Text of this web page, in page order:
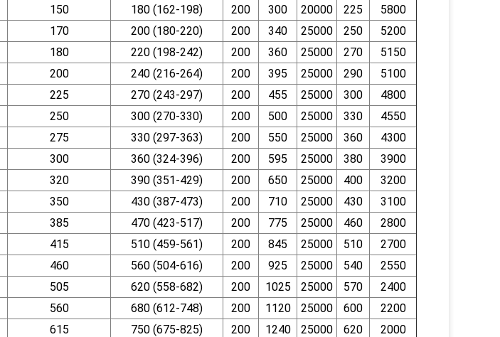
150 180 (162-198) 200 300 20000 225
5800
170 200 (180-220) 200 340 25000 250
5200
180 220 (198-242) 200 360 25000 270
5150
200 240 (216-264) 200 395 25000 290
5100
225 270 (243-297) 200 455 25000 300
4800
250 300 (270-330) 200 500 25000 330
4550
275 330 (297-363) 200 550 25000 360
4300
300 360 (324-396) 200 595 25000 380
3900
320 390 (351-429) 200 650 25000 400
3200
350 430 (387-473) 200 710 25000 430
3100
385 470 (423-517) 200 775 25000 460
2800
415 510 (459-561) 200 845 25000 510
2700
460 560 (504-616) 200 925 25000 540
2550
505 620 (558-682) 200 1025 25000 570
2400
560 680 (612-748) 200 1120 25000 600
2200
615 750 (675-825) 200 1240 25000 620
2000